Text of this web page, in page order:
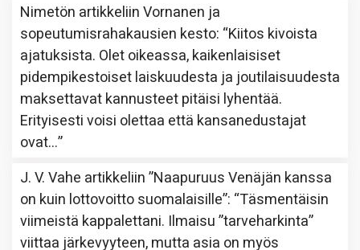
Nimetön artikkeliinVornanen ja
sopeutumisrahakausien kesto: “Kiitos kivoista
ajatuksista. Olet oikeassa, kaikenlaisiset
pidempikestoiset laiskuudesta ja joutilaisuudesta
maksettavat kannusteet pitäisi lyhentää.
Erityisesti voisi olettaa että kansanedustajat
ovat…”
J. V. Vahe artikkeliin”Naapuruus Venäjän kanssa
on kuin lottovoitto suomalaisille”: “Täsmentäisin
viimeistä kappalettani. Ilmaisu ”tarveharkinta”
viittaa järkevyyteen, mutta asia on myös